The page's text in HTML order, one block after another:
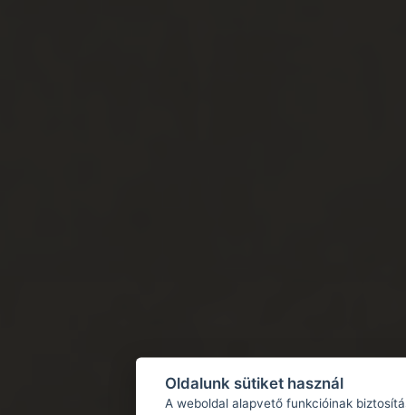
Oldalunk sütiket használ
A weboldal alapvető funkcióinak